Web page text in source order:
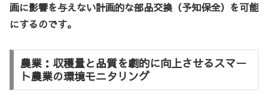
画に影響を与えない計画的な部品交換（予知保全）を可能
にするのです。
農業：収穫量と品質を劇的に向上させるスマー
ト農業の環境モニタリング